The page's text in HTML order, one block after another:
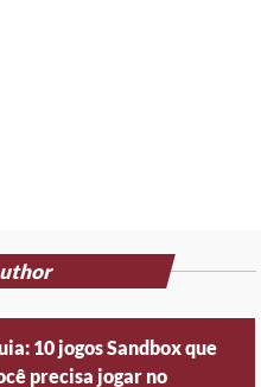
10 jogos Sandbox que
precisa jogar no